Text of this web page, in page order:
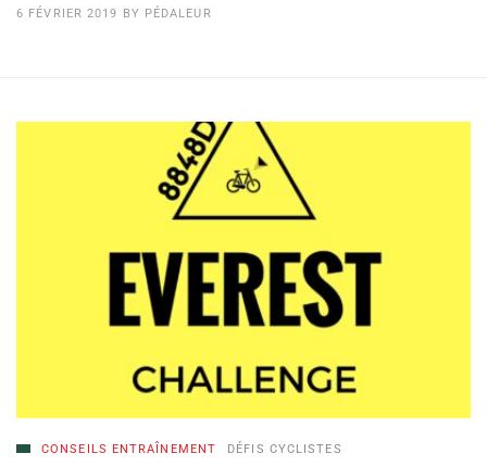
6 FÉVRIER 2019 BY PÉDALEUR
CONSEILS ENTRAÎNEMENT DÉFIS CYCLISTES